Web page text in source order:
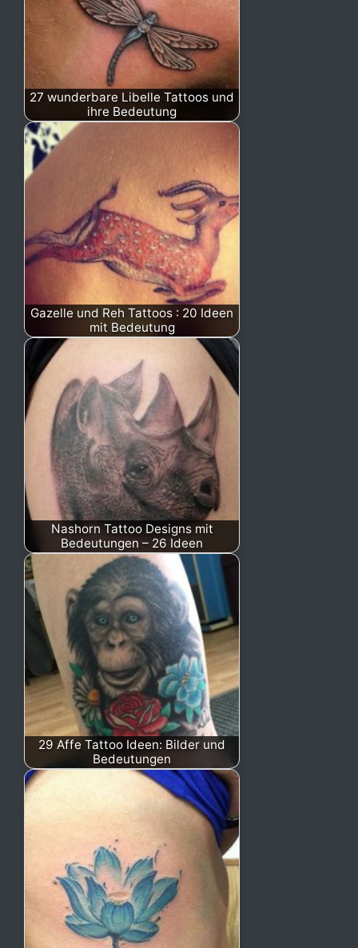
27 wunderbare Libelle Tattoos und
ihre Bedeutung
Gazelle und Reh Tattoos : 20 Ideen
mit Bedeutung
Nashorn Tattoo Designs mit
Bedeutungen – 26 Ideen
29 Affe Tattoo Ideen: Bilder und
Bedeutungen